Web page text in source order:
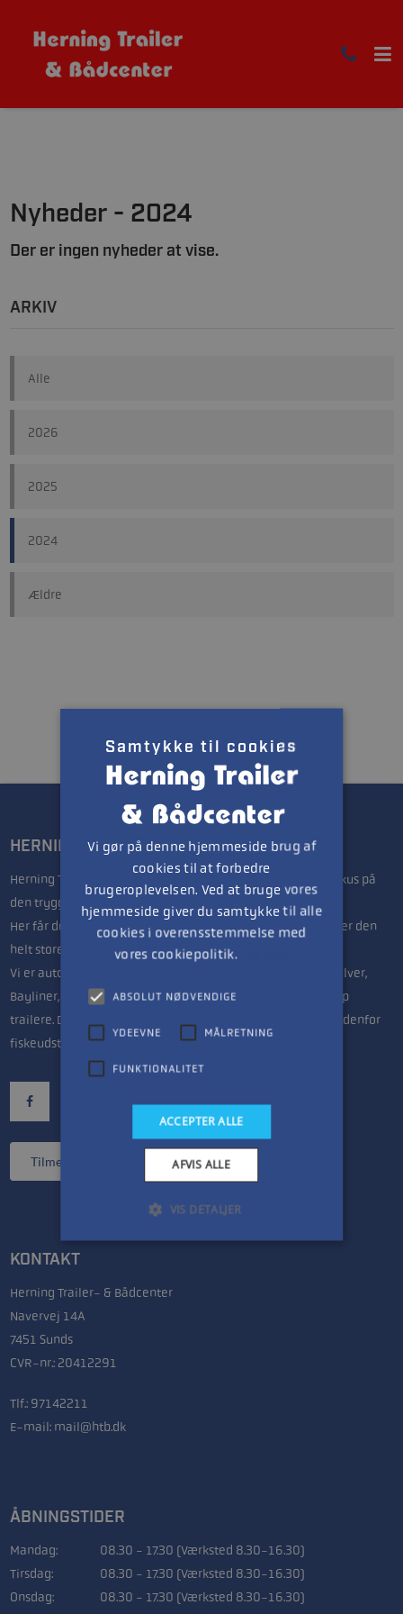
Nyheder - 2024
Der er ingen nyheder at vise.
ARKIV
Alle
2026
2025
2024
Ældre
HERNING TRAILER- & BÅDCENTER
Herning Trailer & Bådcenter drives af Lars & Anette, med fokus på
den trygge handel.
Her får du seriøs vejledning uanset om du søger en jolle eller den
helt store båd til fritidsfiskeren.
Vi er autoriseret forhandler af Mercury bådmotorer, Quicksilver,
Bayliner, Highfield og Linder både samt Variant & Brenderup
trailere. Derudover har vi nok Midtjyllands største udvalg indenfor
fiskeudstyr.
Tilmeld nyhedsbrev
KONTAKT
Herning Trailer- & Bådcenter
Navervej 14A
7451 Sunds
CVR-nr.: 20412291
Tlf.: 97142211
E-mail: mail@htb.dk
ÅBNINGSTIDER
Mandag:
08.30 - 17.30 (Værksted 8.30-16.30)
Tirsdag:
08.30 - 17.30 (Værksted 8.30-16.30)
Onsdag:
08.30 - 17.30 (Værksted 8.30-16.30)
Samtykke til cookies
Vi gør på denne hjemmeside brug af
cookies til at forbedre
brugeroplevelsen. Ved at bruge vores
hjemmeside giver du samtykke til alle
cookies i overensstemmelse med
vores cookiepolitik.
ABSOLUT NØDVENDIGE
YDEEVNE MÅLRETNING
FUNKTIONALITET
ACCEPTER ALLE
AFVIS ALLE
VIS DETALJER